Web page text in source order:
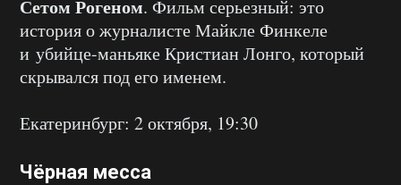
Сетом Рогеном. Фильм серьезный: это
история о журналисте Майкле Финкеле
и убийце-маньяке Кристиан Лонго, который
скрывался под его именем.
Екатеринбург: 2 октября, 19:30
Чёрная месса